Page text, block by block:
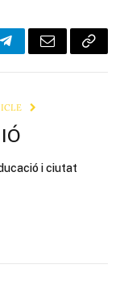
TelegramEmail Copy
i ciutat